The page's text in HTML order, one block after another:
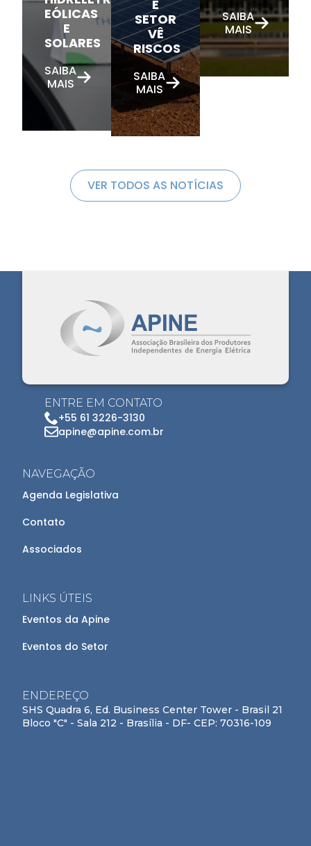
EÓLICAS
E
SOLARES
SAIBA
MAIS
E
SETOR
VÊ
RISCOS
SAIBA
MAIS
SAIBA
MAIS
VER TODOS AS NOTÍCIAS
ENTRE EM CONTATO
+55 61 3226-3130
apine@apine.com.br
NAVEGAÇÃO
Agenda Legislativa
Contato
Associados
LINKS ÚTEIS
Eventos da Apine
Eventos do Setor
ENDEREÇO
SHS Quadra 6, Ed. Business Center Tower - Brasil 21
Bloco "C" - Sala 212 - Brasília - DF- CEP: 70316-109